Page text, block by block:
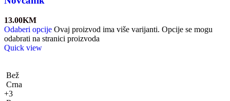
13.00KM
Odaberi opcije Ovaj proizvod ima više varijanti. Opcije se mogu
odabrati na stranici proizvoda
Quick view
Bež
Crna
+3